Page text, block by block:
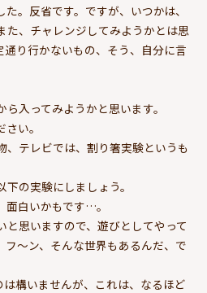
。反省です。ですが、いつかは、
た、チャレンジしてみようかとは思
通り行かないもの、そう、自分に言
入ってみようかと思います。
い。
、テレビでは、割り箸実験というも
の実験にしましょう。
面白いかもです…。
思いますので、遊びとしてやって
フ～ン、そんな世界もあるんだ、で
構いませんが、これは、なるほど